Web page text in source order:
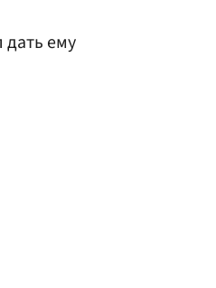
дать ему